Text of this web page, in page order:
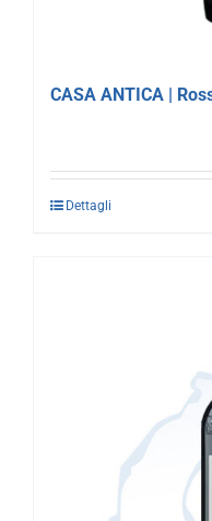
CASA ANTICA |
Dettagli